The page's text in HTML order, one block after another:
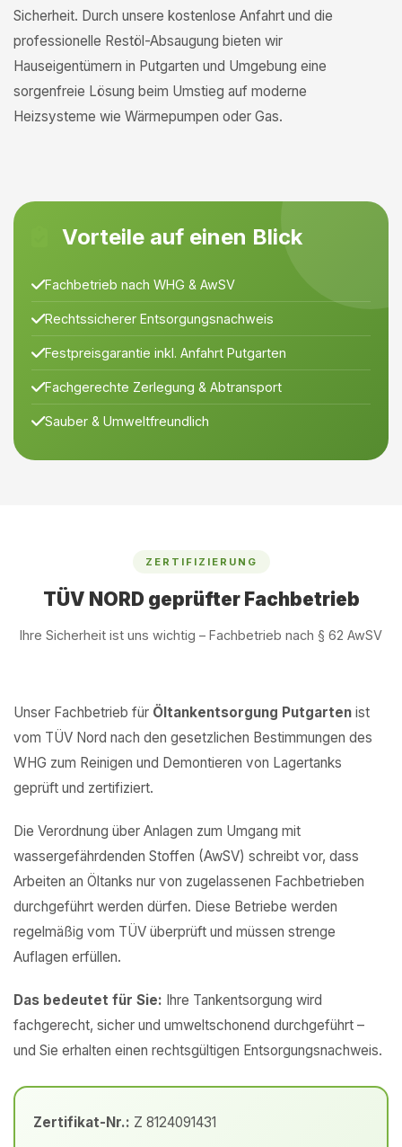
Sicherheit. Durch unsere kostenlose Anfahrt und die
professionelle Restöl-Absaugung bieten wir
Hauseigentümern in Putgarten und Umgebung eine
sorgenfreie Lösung beim Umstieg auf moderne
Heizsysteme wie Wärmepumpen oder Gas.
Vorteile auf einen Blick
Fachbetrieb nach WHG & AwSV
Rechtssicherer Entsorgungsnachweis
Festpreisgarantie inkl. Anfahrt Putgarten
Fachgerechte Zerlegung & Abtransport
Sauber & Umweltfreundlich
ZERTIFIZIERUNG
TÜV NORD geprüfter Fachbetrieb
Ihre Sicherheit ist uns wichtig – Fachbetrieb nach § 62 AwSV
Unser Fachbetrieb für Öltankentsorgung Putgarten ist
vom TÜV Nord nach den gesetzlichen Bestimmungen des
WHG zum Reinigen und Demontieren von Lagertanks
geprüft und zertifiziert.
Die Verordnung über Anlagen zum Umgang mit
wassergefährdenden Stoffen (AwSV) schreibt vor, dass
Arbeiten an Öltanks nur von zugelassenen Fachbetrieben
durchgeführt werden dürfen. Diese Betriebe werden
regelmäßig vom TÜV überprüft und müssen strenge
Auflagen erfüllen.
Das bedeutet für Sie: Ihre Tankentsorgung wird
fachgerecht, sicher und umweltschonend durchgeführt –
und Sie erhalten einen rechtsgültigen Entsorgungsnachweis.
Zertifikat-Nr.: Z 8124091431